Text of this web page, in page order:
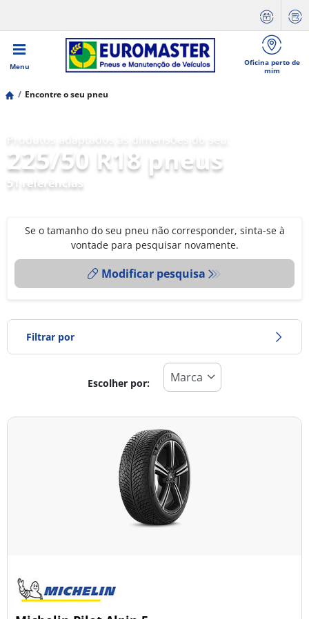
Menu
Oficina perto de
mim
Encontre o seu pneu
225/50 R18 pneus
51 referências
Se o tamanho do seu pneu não corresponder, sinta-se à
vontade para pesquisar novamente.
Modificar pesquisa
Filtrar por
Todos os tipos (51)
Todas as estações (13)
Ligeiro (43)
Escolher por: